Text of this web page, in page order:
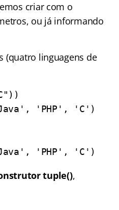
criar com o
ou já informando
(quatro linguagens de
'PHP', 'C')
'PHP', 'C')
tuple(),